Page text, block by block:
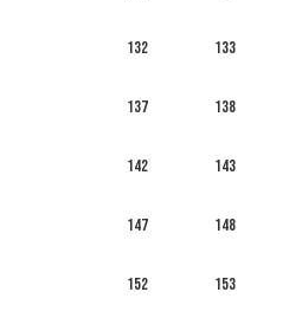
132 133
137 138
142 143
147 148
152 153